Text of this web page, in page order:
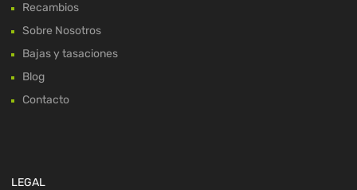
Recambios
Sobre Nosotros
Bajas y tasaciones
Blog
Contacto
LEGAL